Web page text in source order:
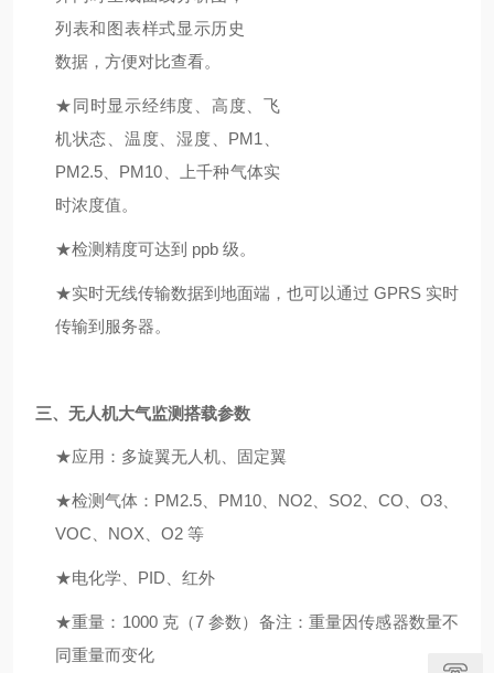
列表和图表样式显示历史
数据，方便对比查看。
★同时显示经纬度、高度、飞
机状态、温度、湿度、PM1、
PM2.5、PM10、上千种气体实
时浓度值。
★检测精度可达到 ppb 级。
★实时无线传输数据到地面端，也可以通过 GPRS 实时
传输到服务器。
三、 无人机大气监测搭载参数
★应用：多旋翼无人机、固定翼
★检测气体：PM2.5、PM10、NO2、SO2、CO、O3、
VOC、NOX、O2 等
★电化学、 PID、红外
★重量：1000 克（7 参数）备注：重量因传感器数量不
同重量而变化